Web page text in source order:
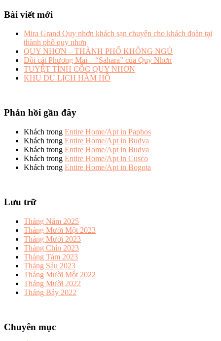
Bài viết mới
Mira Grand Quy nhơn khách sạn chuyên cho khách đoàn tại
thành phố quy nhơn
QUY NHƠN – THÀNH PHỐ KHÔNG NGỦ
Đồi cát Phương Mai – “Sahara” của Quy Nhơn
TUYỆT TÌNH CỐC QUY NHƠN
KHU DU LỊCH HÀM HỒ
Phản hồi gần đây
Khách trong Entire Home/Apt in Paphos
Khách trong Entire Home/Apt in Budva
Khách trong Entire Home/Apt in Budva
Khách trong Entire Home/Apt in Cusco
Khách trong Entire Home/Apt in Bogota
Lưu trữ
Tháng Năm 2025
Tháng Mười Một 2023
Tháng Mười 2023
Tháng Chín 2023
Tháng Tám 2023
Tháng Sáu 2023
Tháng Mười Một 2022
Tháng Mười 2022
Tháng Bảy 2022
Chuyên mục